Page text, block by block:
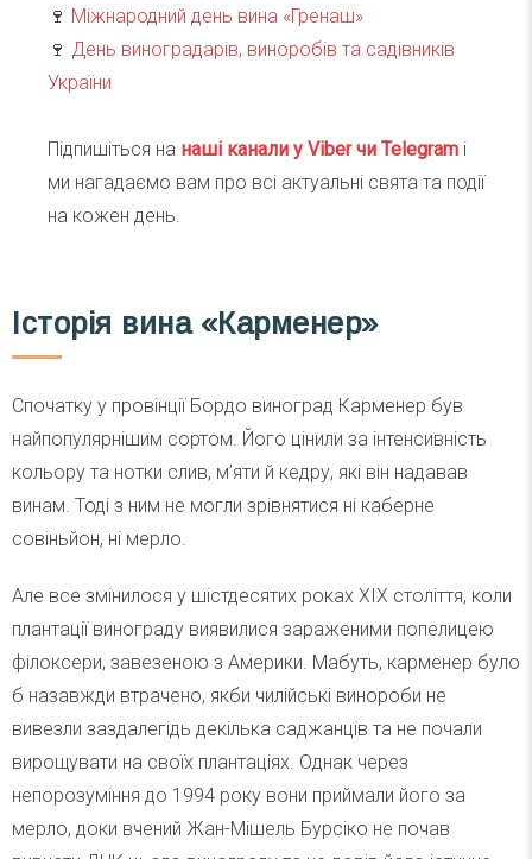
🍷 Міжнародний день вина «Гренаш»
🍷 День виноградарів, виноробів та садівників
України
Підпишіться на наші канали у Viber чи Telegram і
ми нагадаємо вам про всі актуальні свята та події
на кожен день.
Історія вина «Карменер»
Спочатку у провінції Бордо виноград Карменер був
найпопулярнішим сортом. Його цінили за інтенсивність
кольору та нотки слив, м’яти й кедру, які він надавав
винам. Тоді з ним не могли зрівнятися ні каберне
совіньйон, ні мерло.
Але все змінилося у шістдесятих роках XIX століття, коли
плантації винограду виявилися зараженими попелицею
філоксери, завезеною з Америки. Мабуть, карменер було
б назавжди втрачено, якби чилійські винороби не
вивезли заздалегідь декілька саджанців та не почали
вирощувати на своїх плантаціях. Однак через
непорозуміння до 1994 року вони приймали його за
мерло, доки вчений Жан-Мішель Бурсіко не почав